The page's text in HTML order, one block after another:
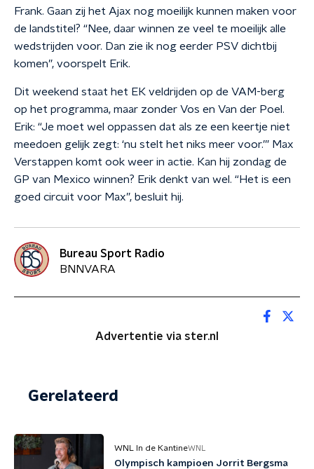
Frank. Gaan zij het Ajax nog moeilijk kunnen maken voor
de landstitel? “Nee, daar winnen ze veel te moeilijk alle
wedstrijden voor. Dan zie ik nog eerder PSV dichtbij
komen”, voorspelt Erik.
Dit weekend staat het EK veldrijden op de VAM-berg
op het programma, maar zonder Vos en Van der Poel.
Erik: “Je moet wel oppassen dat als ze een keertje niet
meedoen gelijk zegt: ‘nu stelt het niks meer voor.’” Max
Verstappen komt ook weer in actie. Kan hij zondag de
GP van Mexico winnen? Erik denkt van wel. “Het is een
goed circuit voor Max”, besluit hij.
Bureau Sport Radio
BNNVARA
Advertentie via ster.nl
Gerelateerd
WNL In de KantineWNL
Olympisch kampioen Jorrit Bergsma